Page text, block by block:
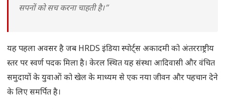
सपनों को सच करना चाहती है।”
यह पहला अवसर है जब HRDS इंडिया स्पोर्ट्स अकादमी को अंतरराष्ट्रीय
स्तर पर स्वर्ण पदक मिला है। केरल स्थित यह संस्था आदिवासी और वंचित
समुदायों के युवाओं को खेल के माध्यम से एक नया जीवन और पहचान देने
के लिए समर्पित है।